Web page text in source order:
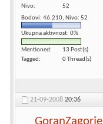
Nivo
52
Bodovi: 46.210, Nivo: 52
Ukupna aktivnost: 0%
Mentioned
13 Post(s)
Tagged
0 Thread(s)
21-09-2008 20:36
GoranZagorje